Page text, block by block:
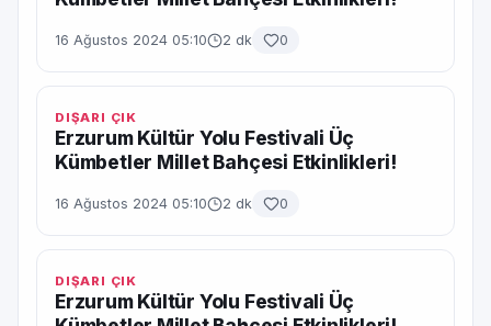
16 Ağustos 2024 05:10 2 dk 0
DIŞARI ÇIK
Erzurum Kültür Yolu Festivali Üç
Kümbetler Millet Bahçesi Etkinlikleri!
16 Ağustos 2024 05:10 2 dk 0
DIŞARI ÇIK
Erzurum Kültür Yolu Festivali Üç